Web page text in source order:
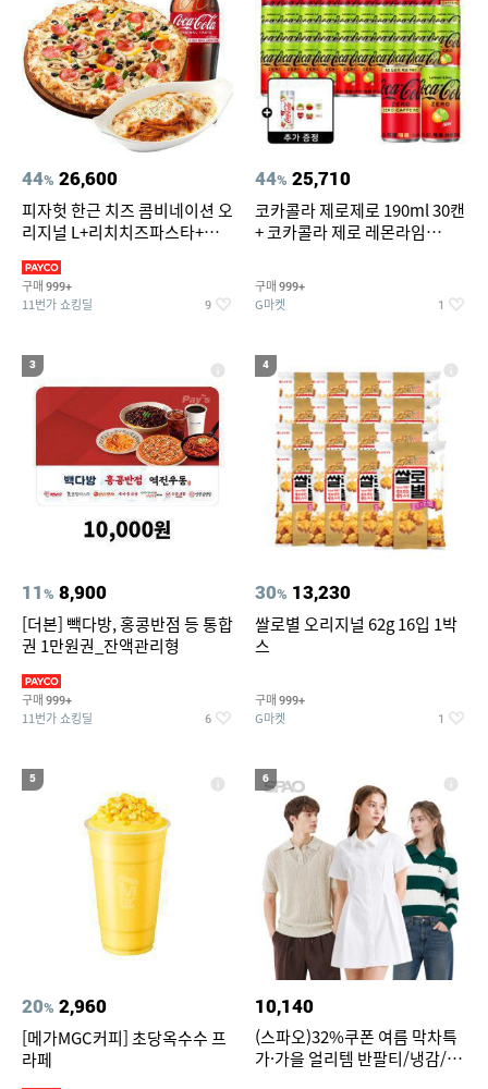
44% 26,600
피자헛 한근 치즈 콤비네이션 오
리지널 L+리치치즈파스타+콜
구매 999+
11번가 쇼킹딜 9
44% 25,710
코카콜라 제로제로 190ml 30캔
+ 코카콜라 제로 레몬라임
티커 세트
구매 999+
G마켓 1
3
11% 8,900
[더본] 빽다방, 홍콩반점 등 통합
권 1만원권_잔액관리형
구매 999+
11번가 쇼킹딜 6
4
30% 13,230
쌀로별 오리지널 62g 16입 1박
스
구매 999+
G마켓 1
5
20% 2,960
[메가MGC커피] 초당옥수수 프
라페
6
10,140
(스파오)32%쿠폰 여름 막차특
가·가을 얼리템 반팔티/냉감/반